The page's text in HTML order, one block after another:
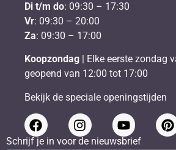
Di t/m do: 09:30 – 17:30
Vr: 09:30 – 20:00
Za: 09:30 – 17:00
Koopzondag | Elke eerste zondag
geopend van 12:00 tot 17:00
Bekijk de speciale openingstijden
Schrijf je in voor de nieuwsbrief